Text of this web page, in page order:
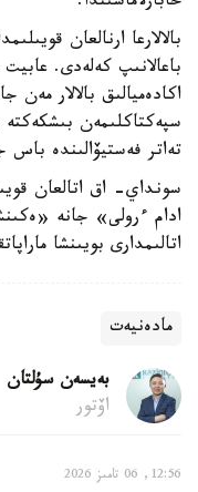
بالالارعا ارنالعان
باعالانىپ كەلەدى.
اكادەميالىق بالالار
تەاتر فەستيۆالىندە
سونداي- اق اتالعان
ادام ءرولى» جانە
اتالىمدارى بويىنشا
مادەنيەت
بەيسەن سۇلتان
اۆتور
12:56, 06 تامىز 2026